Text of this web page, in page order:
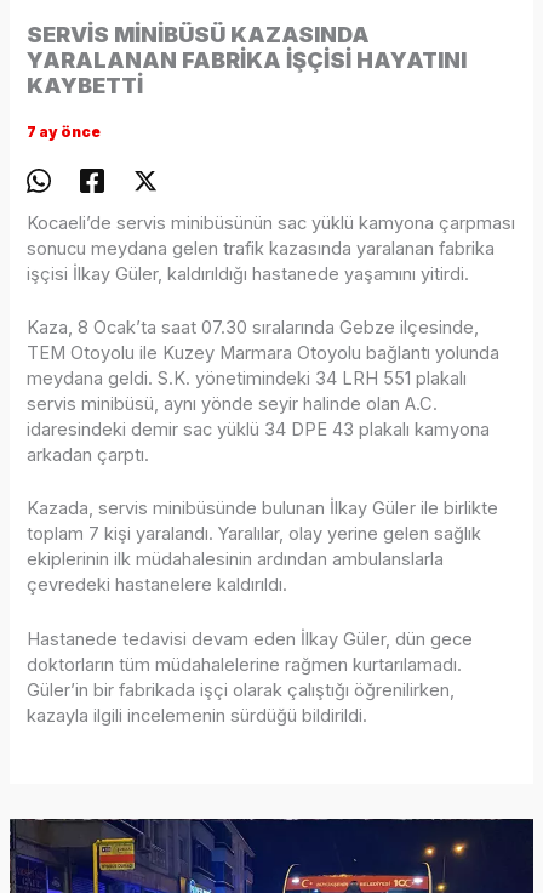
SERVİS MİNİBÜSÜ KAZASINDA
YARALANAN FABRİKA İŞÇİSİ HAYATINI
KAYBETTİ
7 ay önce
Kocaeli’de servis minibüsünün sac yüklü kamyona çarpması
sonucu meydana gelen trafik kazasında yaralanan fabrika
işçisi İlkay Güler, kaldırıldığı hastanede yaşamını yitirdi.
Kaza, 8 Ocak’ta saat 07.30 sıralarında Gebze ilçesinde,
TEM Otoyolu ile Kuzey Marmara Otoyolu bağlantı yolunda
meydana geldi. S.K. yönetimindeki 34 LRH 551 plakalı
servis minibüsü, aynı yönde seyir halinde olan A.C.
idaresindeki demir sac yüklü 34 DPE 43 plakalı kamyona
arkadan çarptı.
Kazada, servis minibüsünde bulunan İlkay Güler ile birlikte
toplam 7 kişi yaralandı. Yaralılar, olay yerine gelen sağlık
ekiplerinin ilk müdahalesinin ardından ambulanslarla
çevredeki hastanelere kaldırıldı.
Hastanede tedavisi devam eden İlkay Güler, dün gece
doktorların tüm müdahalelerine rağmen kurtarılamadı.
Güler’in bir fabrikada işçi olarak çalıştığı öğrenilirken,
kazayla ilgili incelemenin sürdüğü bildirildi.